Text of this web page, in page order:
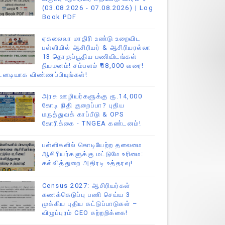
(03.08.2026 - 07.08.2026) | Log
Book PDF
ஏகலைவா மாதிரி உண்டு உறைவிட
பள்ளியில் ஆசிரியர் & ஆசிரியரல்லா
13 தொகுப்பூதிய பணியிடங்கள்
நியமனம்! சம்பளம் ₹18,000 வரை!
விண்ணப்பியுங்கள்!
அரசு ஊழியர்களுக்கு ரூ.14,000
கோடி நிதி குறைப்பா? புதிய
மருத்துவக் காப்பீடு & OPS
கோரிக்கை - TNGEA கண்டனம்!
பள்ளிகளில் கொடியேற்ற தலைமை
ஆசிரியர்களுக்கு மட்டுமே உரிமை:
கல்வித்துறை அதிரடி உத்தரவு!
Census 2027: ஆசிரியர்கள்
கணக்கெடுப்பு பணி செய்ய 3
முக்கிய புதிய கட்டுப்பாடுகள் –
விழுப்புரம் CEO சுற்றறிக்கை!